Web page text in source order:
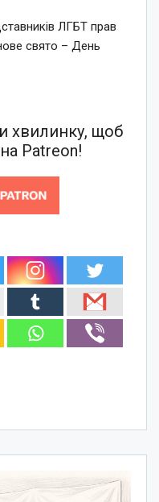
ЛГБТ прав
свято – День
хвилинку, щоб
Patreon!